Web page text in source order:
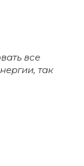
все
так